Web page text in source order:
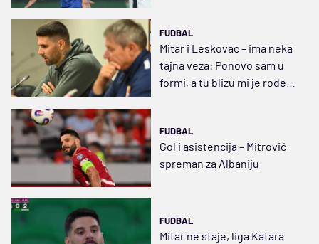
FUDBAL
Mitar i Leskovac – ima neka
tajna veza: Ponovo sam u
formi, a tu blizu mi je rođen
FUDBAL
Gol i asistencija – Mitrović
spreman za Albaniju
FUDBAL
Mitar ne staje, liga Katara